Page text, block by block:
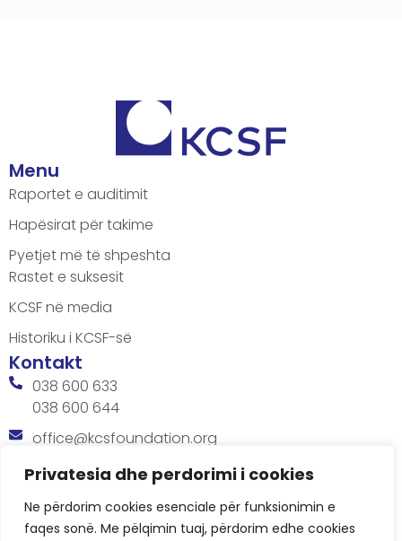
Privatesia dhe perdorimi i cookies
Ne përdorim cookies esenciale për funksionimin e
faqes sonë. Me pëlqimin tuaj, përdorim edhe cookies
Menu
Raportet e auditimit
Hapësirat për takime
Pyetjet më të shpeshta
Rastet e suksesit
KCSF në media
Historiku i KCSF-së
Kontakt
038 600 633
038 600 644
office@kcsfoundation.org
Besa Imami, Lam A, H1, Kat.12, nr. 65-1, Lakrishtë,
Orari